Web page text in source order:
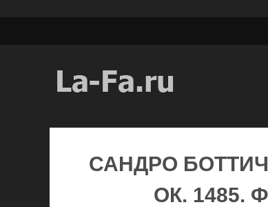
САНДРО
ОК. 1485.